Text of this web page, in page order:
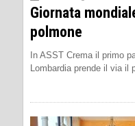
Giornata
polmone
In ASST Crema il primo
Lombardia prende il via il